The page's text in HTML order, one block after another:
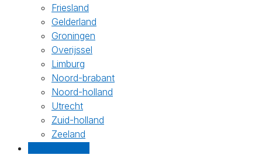
Friesland
Gelderland
Groningen
Overijssel
Limburg
Noord-brabant
Noord-holland
Utrecht
Zuid-holland
Zeeland